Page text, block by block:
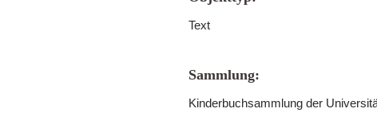
Text
Sammlung:
Kinderbuchsammlung der